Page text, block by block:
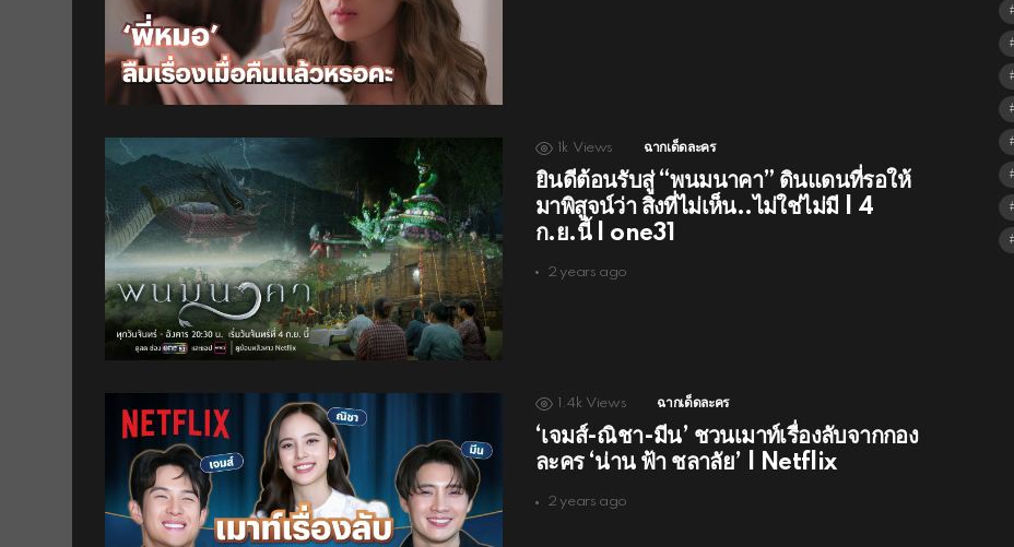
1k Views ฉากเด็ดละคร
ยินดีต้อนรับสู่ “พนมนาคา” ดินแดนที่รอให้
มาพิสูจน์ว่า สิ่งที่ไม่เห็น..ไม่ใช่ไม่มี | 4
ก.ย.นี้ | one31
2 years ago
1.4k Views ฉากเด็ดละคร
‘เจมส์-ณิชา-มีน’ ชวนเมาท์เรื่องลับจากกอง
ละคร ‘น่าน ฟ้า ชลาลัย’ | Netflix
2 years ago